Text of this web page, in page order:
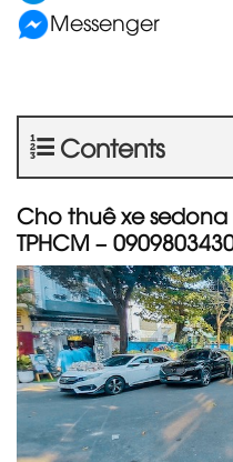
Messenger
Contents
Cho thuê xe
TPHCM –